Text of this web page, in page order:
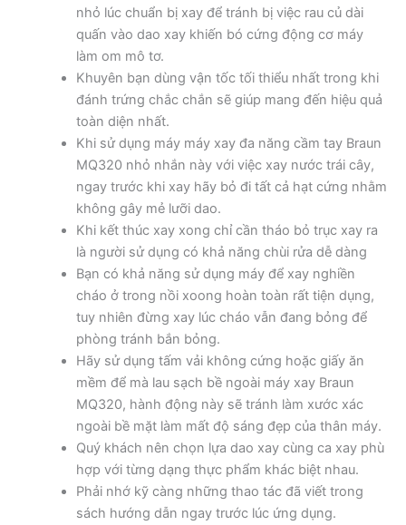
nhỏ lúc chuẩn bị xay để tránh bị việc rau củ dài
quấn vào dao xay khiến bó cứng động cơ máy
làm om mô tơ.
Khuyên bạn dùng vận tốc tối thiểu nhất trong khi
đánh trứng chắc chắn sẽ giúp mang đến hiệu quả
toàn diện nhất.
Khi sử dụng máy máy xay đa năng cầm tay Braun
MQ320 nhỏ nhắn này với việc xay nước trái cây,
ngay trước khi xay hãy bỏ đi tất cả hạt cứng nhằm
không gây mẻ lưỡi dao.
Khi kết thúc xay xong chỉ cần tháo bỏ trục xay ra
là người sử dụng có khả năng chùi rửa dễ dàng
Bạn có khả năng sử dụng máy để xay nghiền
cháo ở trong nồi xoong hoàn toàn rất tiện dụng,
tuy nhiên đừng xay lúc cháo vẫn đang bỏng để
phòng tránh bắn bỏng.
Hãy sử dụng tấm vải không cứng hoặc giấy ăn
mềm để mà lau sạch bề ngoài máy xay Braun
MQ320, hành động này sẽ tránh làm xước xác
ngoài bề mặt làm mất độ sáng đẹp của thân máy.
Quý khách nên chọn lựa dao xay cùng ca xay phù
hợp với từng dạng thực phẩm khác biệt nhau.
Phải nhớ kỹ càng những thao tác đã viết trong
sách hướng dẫn ngay trước lúc ứng dụng.